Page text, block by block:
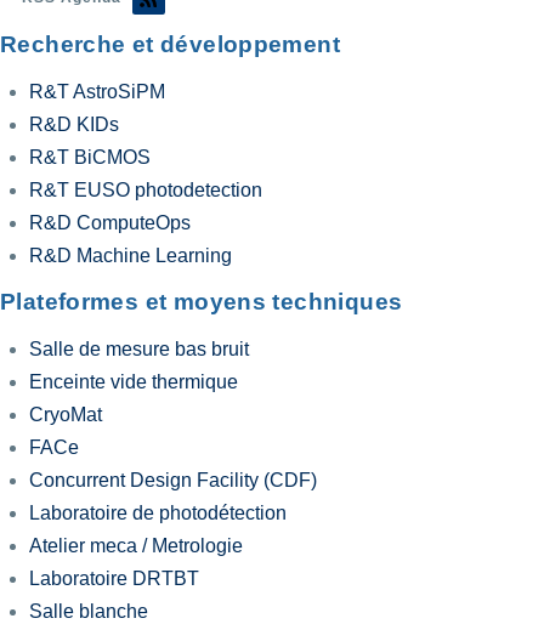
Recherche et développement
R&T AstroSiPM
R&D KIDs
R&T BiCMOS
R&T EUSO photodetection
R&D ComputeOps
R&D Machine Learning
Plateformes et moyens techniques
Salle de mesure bas bruit
Enceinte vide thermique
CryoMat
FACe
Concurrent Design Facility (CDF)
Laboratoire de photodétection
Atelier meca / Metrologie
Laboratoire DRTBT
Salle blanche